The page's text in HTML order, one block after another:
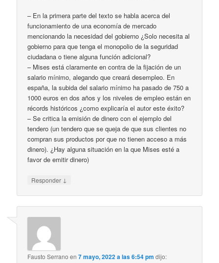
– En la primera parte del texto se habla acerca del
funcionamiento de una economía de mercado
mencionando la necesidad del gobierno ¿Solo necesita al
gobierno para que tenga el monopolio de la seguridad
ciudadana o tiene alguna función adicional?
– Mises está claramente en contra de la fijación de un
salario mínimo, alegando que creará desempleo. En
españa, la subida del salario mínimo ha pasado de 750 a
1000 euros en dos años y los niveles de empleo están en
récords históricos ¿como explicaría el autor este éxito?
– Se critica la emisión de dinero con el ejemplo del
tendero (un tendero que se queja de que sus clientes no
compran sus productos por que no tienen acceso a más
dinero). ¿Hay alguna situación en la que Mises esté a
favor de emitir dinero)
Responder ↓
Fausto Serrano en7 mayo, 2022 a las 6:54 pm dijo: